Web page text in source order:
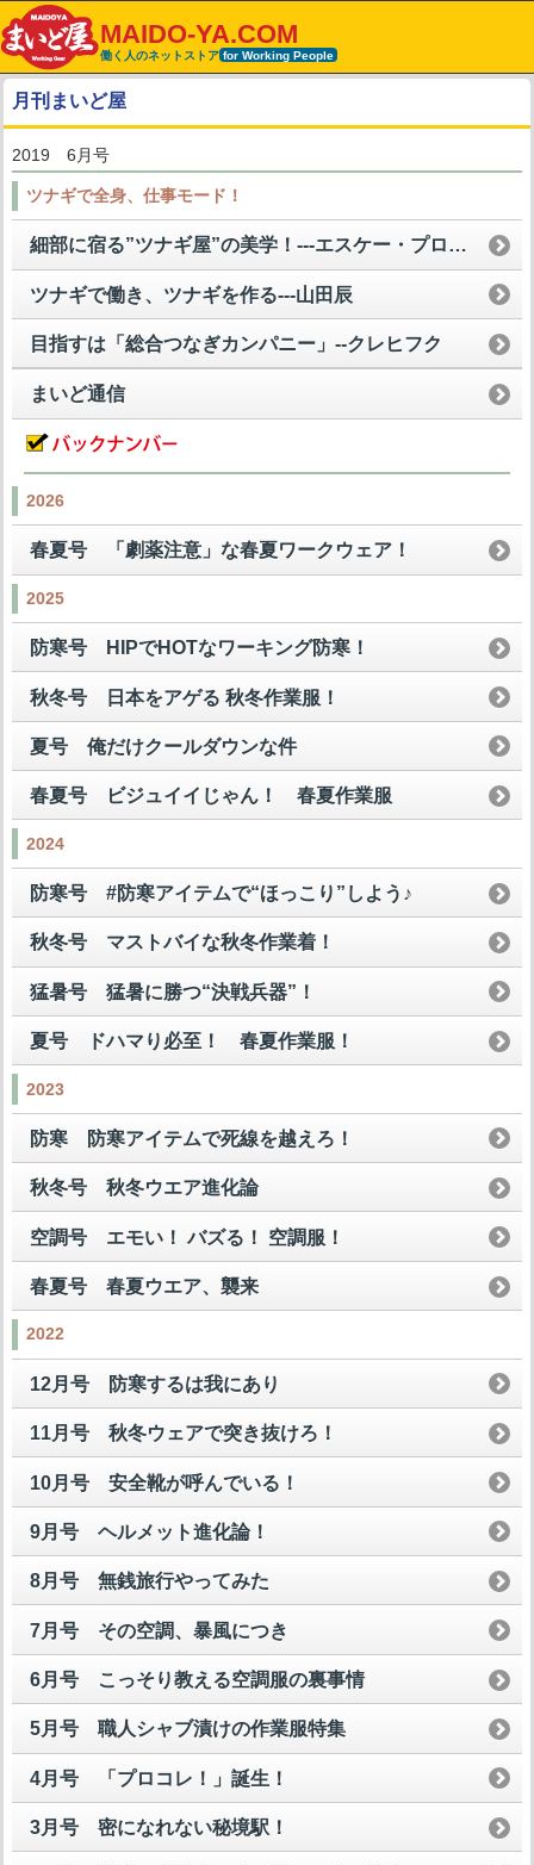
MAIDO-YA.COM
働く人のネットストア for Working People
月刊まいど屋
2019 6月号
ツナギで全身、仕事モード！
細部に宿る”ツナギ屋”の美学！---エスケー・プロダクト
ツナギで働き、ツナギを作る---山田辰
目指すは「総合つなぎカンパニー」--クレヒフク
まいど通信
2026
春夏号 「劇薬注意」な春夏ワークウェア！
2025
防寒号 HIPでHOTなワーキング防寒！
秋冬号 日本をアゲる 秋冬作業服！
夏号 俺だけクールダウンな件
春夏号 ビジュイイじゃん！ 春夏作業服
2024
防寒号 #防寒アイテムで“ほっこり”しよう♪
秋冬号 マストバイな秋冬作業着！
猛暑号 猛暑に勝つ“決戦兵器”！
夏号 ドハマり必至！ 春夏作業服！
2023
防寒 防寒アイテムで死線を越えろ！
秋冬号 秋冬ウエア進化論
空調号 エモい！ バズる！ 空調服！
春夏号 春夏ウエア、襲来
2022
12月号 防寒するは我にあり
11月号 秋冬ウェアで突き抜けろ！
10月号 安全靴が呼んでいる！
9月号 ヘルメット進化論！
8月号 無銭旅行やってみた
7月号 その空調、暴風につき
6月号 こっそり教える空調服の裏事情
5月号 職人シャブ漬けの作業服特集
4月号 「プロコレ！」誕生！
3月号 密になれない秘境駅！